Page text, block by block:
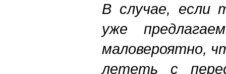
В случае, если
уже
маловероятно,
лететь с